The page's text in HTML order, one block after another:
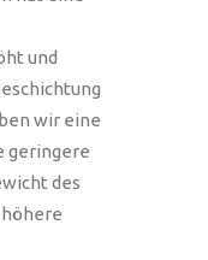
und
wir eine
geringere
des